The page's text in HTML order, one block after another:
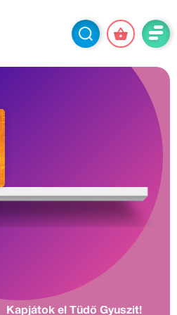
Kapjátok el Tüdő Gyuszit!